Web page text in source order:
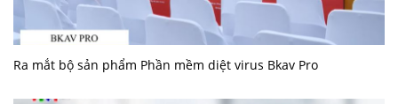
Ra mắt bộ sản phẩm Phần mềm diệt virus Bkav Pro